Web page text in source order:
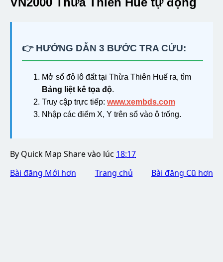
👉 HƯỚNG DẪN 3 BƯỚC TRA CỨU:
Mở sổ đỏ lô đất tại Thừa Thiên Huế ra, tìm
Bảng liệt kê tọa độ.
Truy cập trực tiếp: www.xembds.com
Nhập các điểm X, Y trên sổ vào ô trống.
By Quick Map Sharevào lúc 18:17
Bài đăng Mới hơn
Bài đăng Cũ hơn
Trang chủ